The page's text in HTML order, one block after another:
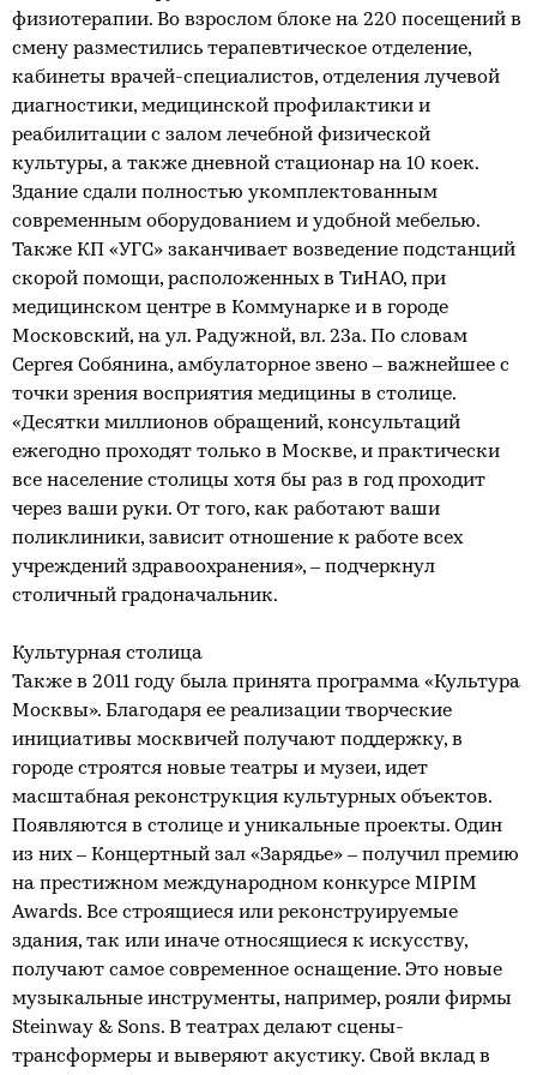
физиотерапии. Во взрослом блоке на 220 посещений в
смену разместились терапевтическое отделение,
кабинеты врачей-специалистов, отделения лучевой
диагностики, медицинской профилактики и
реабилитации с залом лечебной физической
культуры, а также дневной стационар на 10 коек.
Здание сдали полностью укомплектованным
современным оборудованием и удобной мебелью.
Также КП «УГС» заканчивает возведение подстанций
скорой помощи, расположенных в ТиНАО, при
медицинском центре в Коммунарке и в городе
Московский, на ул. Радужной, вл. 23а. По словам
Сергея Собянина, амбулаторное звено – важнейшее с
точки зрения восприятия медицины в столице.
«Десятки миллионов обращений, консультаций
ежегодно проходят только в Москве, и практически
все население столицы хотя бы раз в год проходит
через ваши руки. От того, как работают ваши
поликлиники, зависит отношение к работе всех
учреждений здравоохранения», – подчеркнул
столичный градоначальник.
Культурная столица
Также в 2011 году была принята программа «Культура
Москвы». Благодаря ее реализации творческие
инициативы москвичей получают поддержку, в
городе строятся новые театры и музеи, идет
масштабная реконструкция культурных объектов.
Появляются в столице и уникальные проекты. Один
из них – Концертный зал «Зарядье» – получил премию
на престижном международном конкурсе MIPIM
Awards. Все строящиеся или реконструируемые
здания, так или иначе относящиеся к искусству,
получают самое современное оснащение. Это новые
музыкальные инструменты, например, рояли фирмы
Steinway & Sons. В театрах делают сцены-
трансформеры и выверяют акустику. Свой вклад в